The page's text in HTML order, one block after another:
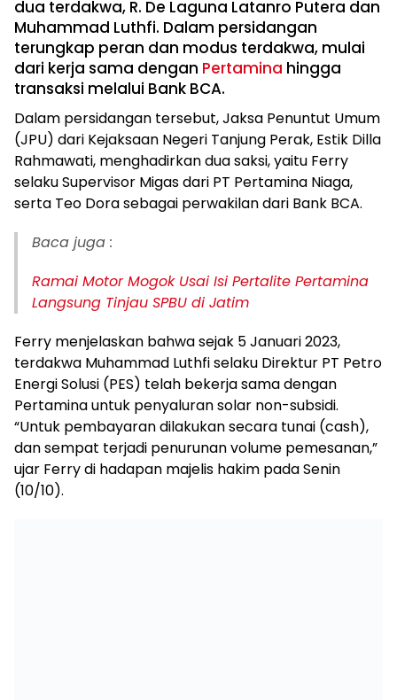
dua terdakwa, R. De Laguna Latanro Putera dan
Muhammad Luthfi. Dalam persidangan
terungkap peran dan modus terdakwa, mulai
dari kerja sama dengan Pertamina hingga
transaksi melalui Bank BCA.
Dalam persidangan tersebut, Jaksa Penuntut Umum
(JPU) dari Kejaksaan Negeri Tanjung Perak, Estik Dilla
Rahmawati, menghadirkan dua saksi, yaitu Ferry
selaku Supervisor Migas dari PT Pertamina Niaga,
serta Teo Dora sebagai perwakilan dari Bank BCA.
Baca juga :
Ramai Motor Mogok Usai Isi Pertalite Pertamina
Langsung Tinjau SPBU di Jatim
Ferry menjelaskan bahwa sejak 5 Januari 2023,
terdakwa Muhammad Luthfi selaku Direktur PT Petro
Energi Solusi (PES) telah bekerja sama dengan
Pertamina untuk penyaluran solar non-subsidi.
“Untuk pembayaran dilakukan secara tunai (cash),
dan sempat terjadi penurunan volume pemesanan,”
ujar Ferry di hadapan majelis hakim pada Senin
(10/10).